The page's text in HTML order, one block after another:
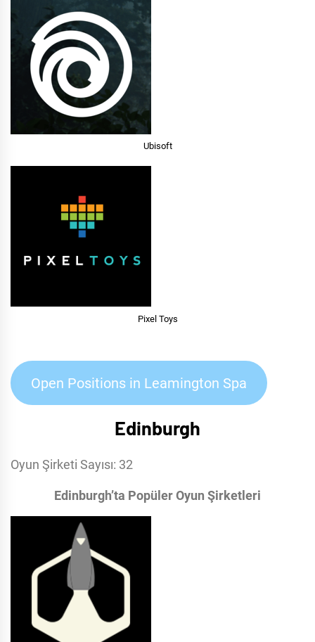
Ubisoft
Pixel Toys
Open Positions in Leamington Spa
Edinburgh
Oyun Şirketi Sayısı: 32
Edinburgh’ta Popüler Oyun Şirketleri